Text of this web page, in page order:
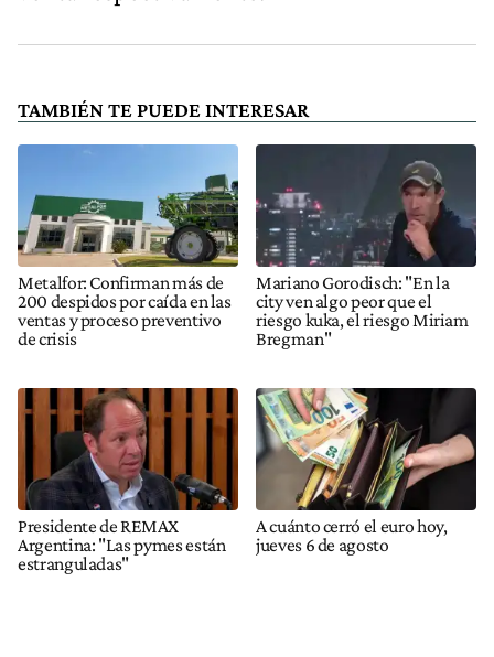
TAMBIÉN TE PUEDE INTERESAR
Metalfor: Confirman más de
200 despidos por caída en las
ventas y proceso preventivo
de crisis
Mariano Gorodisch: "En la
city ven algo peor que el
riesgo kuka, el riesgo Miriam
Bregman"
Presidente de REMAX
Argentina: "Las pymes están
estranguladas"
A cuánto cerró el euro hoy,
jueves 6 de agosto